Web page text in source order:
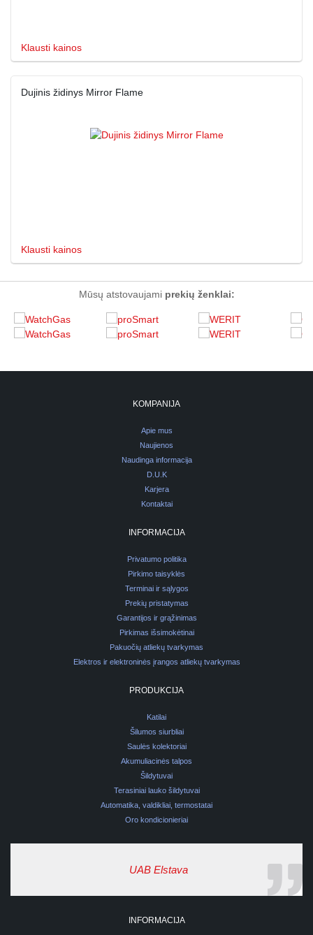
Klausti kainos
Dujinis židinys Mirror Flame
Klausti kainos
Mūsų atstovaujami prekių ženklai:
KOMPANIJA
Apie mus
Naujienos
Naudinga informacija
D.U.K
Karjera
Kontaktai
INFORMACIJA
Privatumo politika
Pirkimo taisyklės
Terminai ir sąlygos
Prekių pristatymas
Garantijos ir grąžinimas
Pirkimas išsimokėtinai
Pakuočių atliekų tvarkymas
Elektros ir elektroninės įrangos atliekų tvarkymas
PRODUKCIJA
Katilai
Šilumos siurbliai
Saulės kolektoriai
Akumuliacinės talpos
Šildytuvai
Terasiniai lauko šildytuvai
Automatika, valdikliai, termostatai
Oro kondicionieriai
UAB Elstava
INFORMACIJA